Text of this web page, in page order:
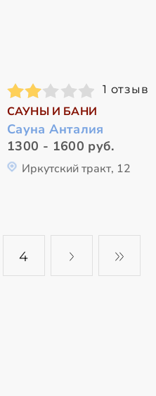
1 отзыв
САУНЫ И БАНИ
Сауна Анталия
1300 - 1600 руб.
Иркутский тракт, 12
4